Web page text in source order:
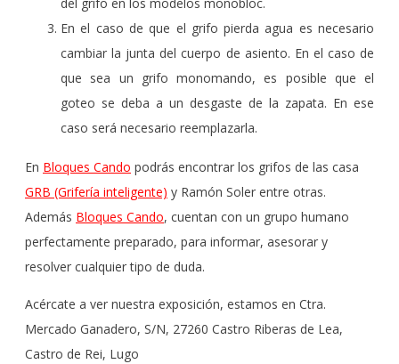
En el caso de que el grifo pierda agua es necesario
cambiar la junta del cuerpo de asiento. En el caso de
que sea un grifo monomando, es posible que el
goteo se deba a un desgaste de la zapata. En ese
caso será necesario reemplazarla.
En Bloques Cando podrás encontrar los grifos de las casa
GRB (Grifería inteligente) y Ramón Soler entre otras.
Además Bloques Cando, cuentan con un grupo humano
perfectamente preparado, para informar, asesorar y
resolver cualquier tipo de duda.
Acércate a ver nuestra exposición, estamos en Ctra.
Mercado Ganadero, S/N, 27260 Castro Riberas de Lea,
Castro de Rei, Lugo